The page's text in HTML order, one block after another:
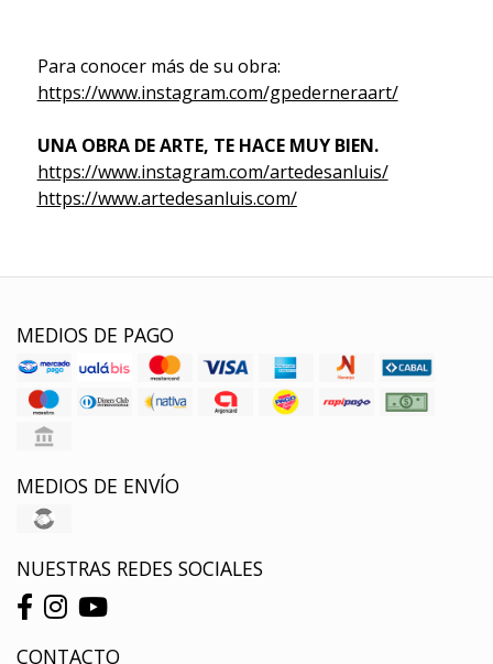
Para conocer más de su obra:
https://www.instagram.com/gpederneraart/
UNA OBRA DE ARTE, TE HACE MUY BIEN.
https://www.instagram.com/artedesanluis/
https://www.artedesanluis.com/
MEDIOS DE PAGO
MEDIOS DE ENVÍO
NUESTRAS REDES SOCIALES
CONTACTO